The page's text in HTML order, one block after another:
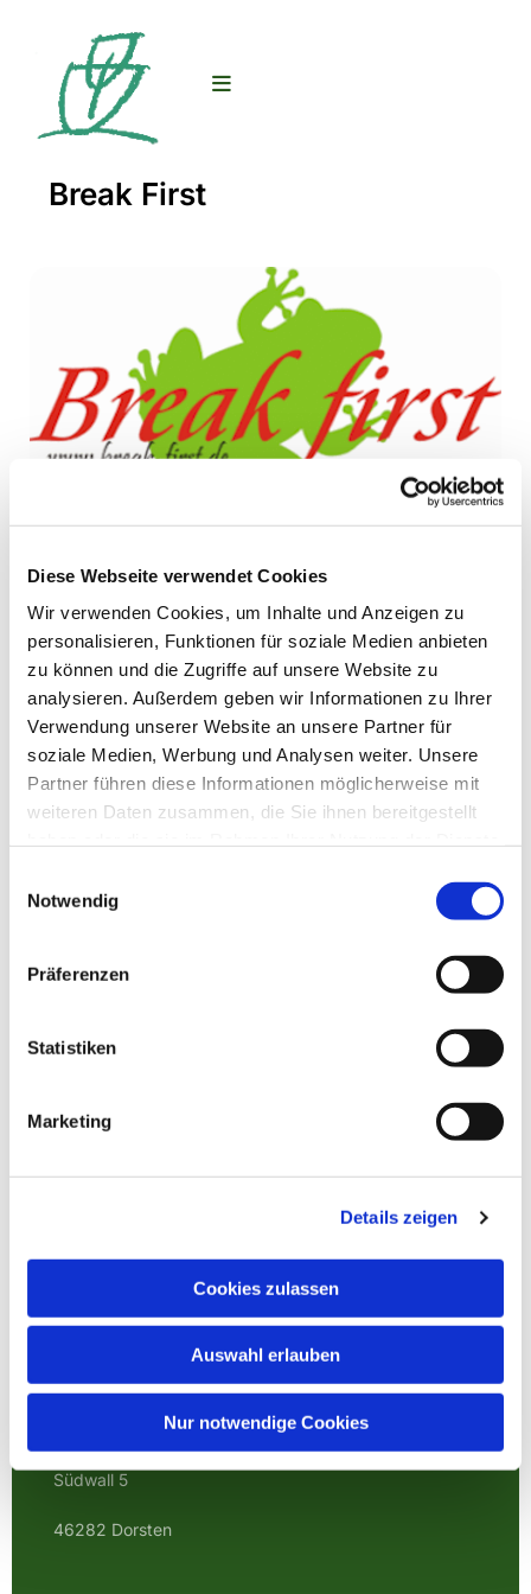
Diese Webseite verwendet Cookies
Wir verwenden Cookies, um Inhalte und Anzeigen zu
personalisieren, Funktionen für soziale Medien anbieten
zu können und die Zugriffe auf unsere Website zu
analysieren. Außerdem geben wir Informationen zu Ihrer
Verwendung unserer Website an unsere Partner für
soziale Medien, Werbung und Analysen weiter. Unsere
Partner führen diese Informationen möglicherweise mit
weiteren Daten zusammen, die Sie ihnen bereitgestellt
Notwendig
Präferenzen
Statistiken
Marketing
Details zeigen
Cookies zulassen
Auswahl erlauben
Nur notwendige Cookies
Break First
Freitag, 2. Juli 2027, 19:30 Uhr
Gemeindezentrum, Südwall 5,
46282 Dorsten
EVANGELISCHE
KIRCHENGEMEINDE
DORSTEN
Südwall 5
46282 Dorsten